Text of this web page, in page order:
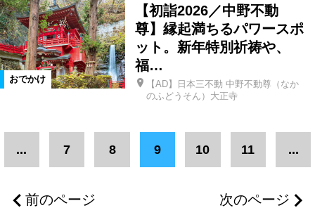
絞り込む
おでかけ
【初詣2026／中野不動
尊】縁起満ちるパワースポ
ット。新年特別祈祷や、
福…
【AD】日本三不動 中野不動尊（なか
のふどうそん）大正寺
前のページ
... 7 8 9 10 11 ...
次のページ